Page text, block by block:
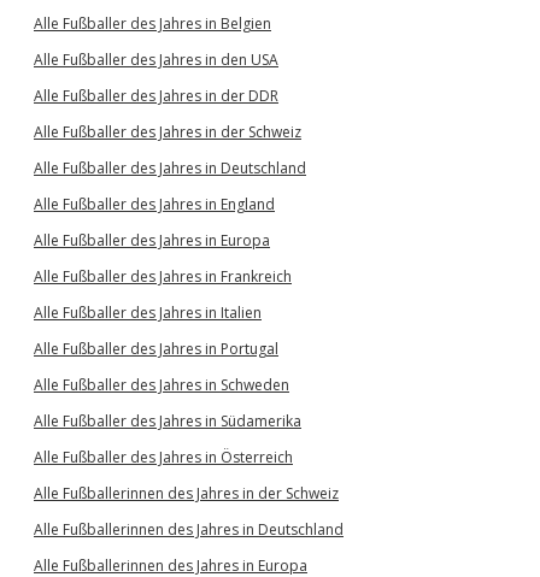
Alle Fußballer des Jahres in Belgien
Alle Fußballer des Jahres in den USA
Alle Fußballer des Jahres in der DDR
Alle Fußballer des Jahres in der Schweiz
Alle Fußballer des Jahres in Deutschland
Alle Fußballer des Jahres in England
Alle Fußballer des Jahres in Europa
Alle Fußballer des Jahres in Frankreich
Alle Fußballer des Jahres in Italien
Alle Fußballer des Jahres in Portugal
Alle Fußballer des Jahres in Schweden
Alle Fußballer des Jahres in Südamerika
Alle Fußballer des Jahres in Österreich
Alle Fußballerinnen des Jahres in der Schweiz
Alle Fußballerinnen des Jahres in Deutschland
Alle Fußballerinnen des Jahres in Europa